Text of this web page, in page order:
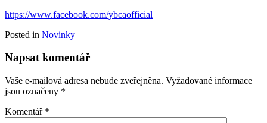
https://www.facebook.com/ybcaofficial
Posted in Novinky
Napsat komentář
Vaše e-mailová adresa nebude zveřejněna. Vyžadované informace
jsou označeny *
Komentář *